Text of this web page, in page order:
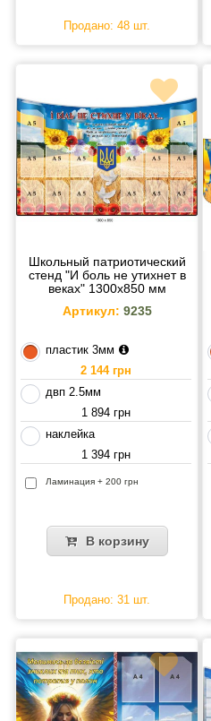
Продано: 48 шт.
Школьный патриотический
стенд "И боль не утихнет в
веках" 1300х850 мм
Артикул: 9235
пластик 3мм
2 144 грн
двп 2.5мм
1 894 грн
наклейка
1 394 грн
Ламинация + 200 грн
В корзину
Продано: 31 шт.